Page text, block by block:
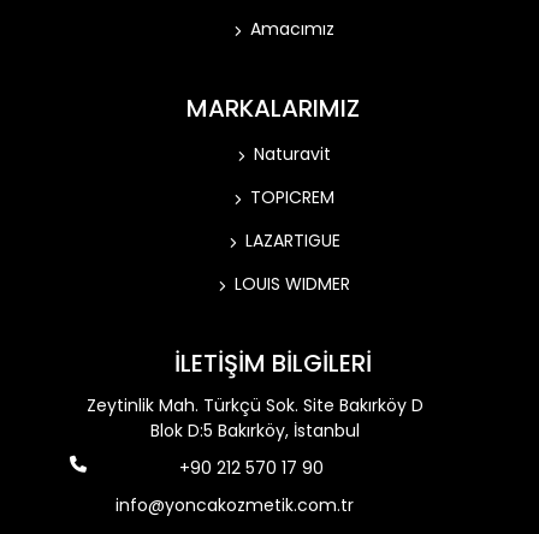
Amacımız
MARKALARIMIZ
Naturavit
TOPICREM
LAZARTIGUE
LOUIS WIDMER
İLETİŞİM BİLGİLERİ
Zeytinlik Mah. Türkçü Sok. Site Bakırköy D
Blok D:5 Bakırköy, İstanbul
+90 212 570 17 90
info@yoncakozmetik.com.tr